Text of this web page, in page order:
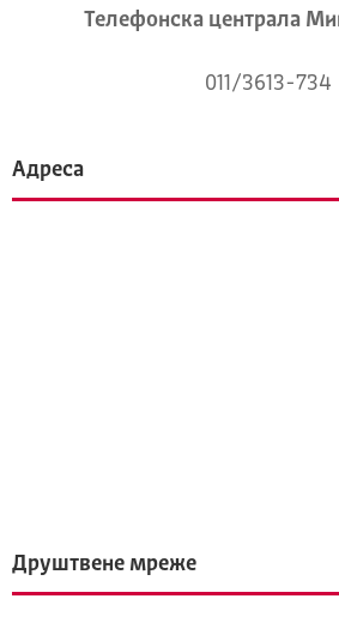
Телeфонска централа
011/3613-734
Адреса
Друштвене мреже